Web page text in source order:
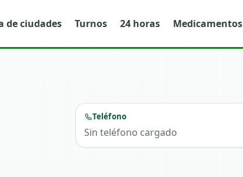
de ciudades Turnos 24 horas Medicamentos
Teléfono
Sin teléfono cargado